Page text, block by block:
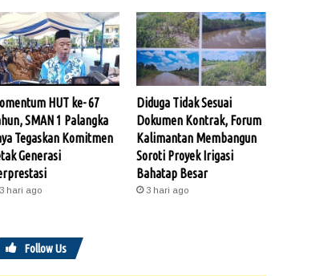
HUT ke- 67
SMAN 1 Palangka
Tegaskan Komitmen
Generasi
3 hari ago
Diduga Tidak Sesuai
Dokumen Kontrak, Forum
Kalimantan Membangun
Soroti Proyek Irigasi
Bahatap Besar
3 hari ago
Follow Us